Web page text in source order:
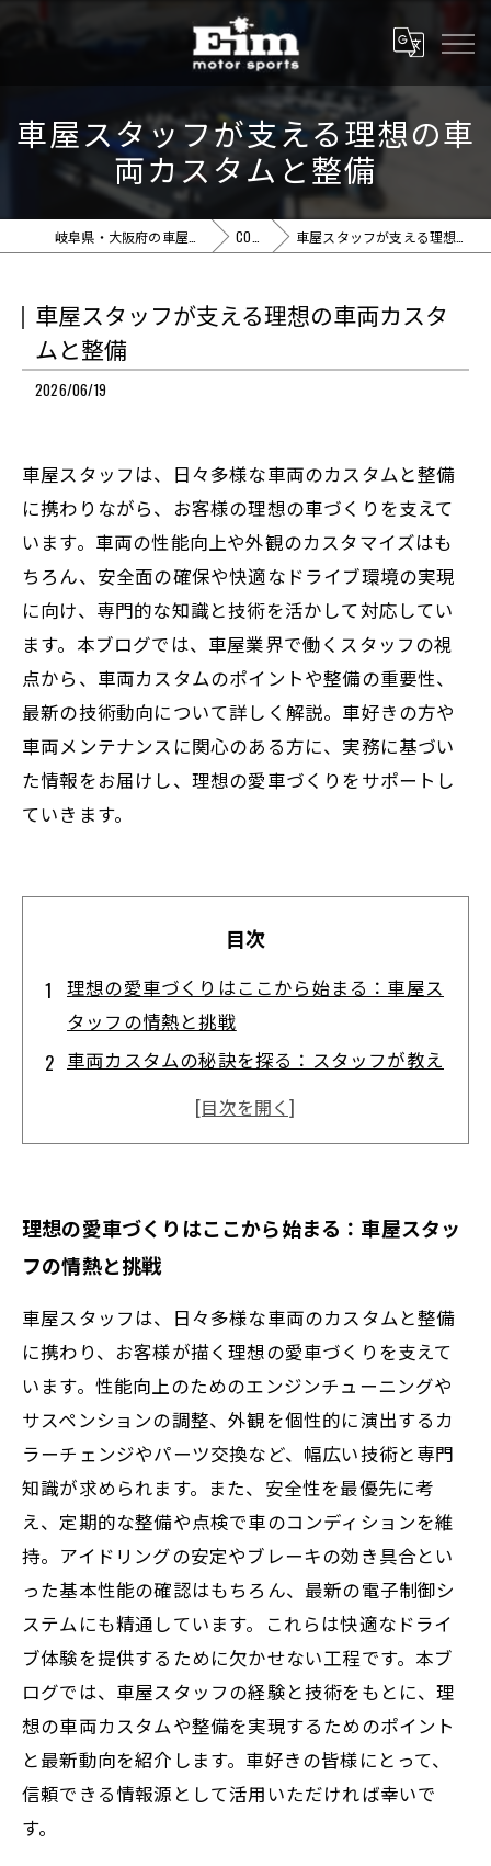
車屋スタッフが支える理想の車
両カスタムと整備
COLUMN 車屋スタッフが支える理想の車両カスタムと整備
車屋スタッフが支える理想の車両カスタ
ムと整備
2026/06/19
車屋スタッフは、日々多様な車両のカスタムと整備
に携わりながら、お客様の理想の車づくりを支えて
います。車両の性能向上や外観のカスタマイズはも
ちろん、安全面の確保や快適なドライブ環境の実現
に向け、専門的な知識と技術を活かして対応してい
ます。本ブログでは、車屋業界で働くスタッフの視
点から、車両カスタムのポイントや整備の重要性、
最新の技術動向について詳しく解説。車好きの方や
車両メンテナンスに関心のある方に、実務に基づい
た情報をお届けし、理想の愛車づくりをサポートし
ていきます。
目次
理想の愛車づくりはここから始まる：車屋ス
タッフの情熱と挑戦
車両カスタムの秘訣を探る：スタッフが教え
る性能向上とデザインの両立
ンテナンスに迫る
お客様の理想を形にする：スタッフが支える
車両カスタムと整備の全貌
誰でもできる簡単メンテナンス術：車屋スタ
ッフの実践アドバイス
なぜ専門スタッフが必要なのか？車両カスタ
ムと整備のプロフェッショナル理由
理想の愛車づくりはここから始まる：車屋スタッ
フの情熱と挑戦
車屋スタッフは、日々多様な車両のカスタムと整備
に携わり、お客様が描く理想の愛車づくりを支えて
います。性能向上のためのエンジンチューニングや
サスペンションの調整、外観を個性的に演出するカ
ラーチェンジやパーツ交換など、幅広い技術と専門
知識が求められます。また、安全性を最優先に考
え、定期的な整備や点検で車のコンディションを維
持。アイドリングの安定やブレーキの効き具合とい
った基本性能の確認はもちろん、最新の電子制御シ
ステムにも精通しています。これらは快適なドライ
ブ体験を提供するために欠かせない工程です。本ブ
ログでは、車屋スタッフの経験と技術をもとに、理
想の車両カスタムや整備を実現するためのポイント
と最新動向を紹介します。車好きの皆様にとって、
信頼できる情報源として活用いただければ幸いで
す。